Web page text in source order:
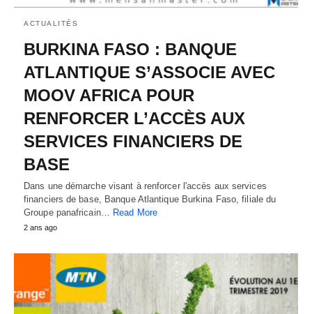
ACTUALITÉS
BURKINA FASO : BANQUE
ATLANTIQUE S’ASSOCIE AVEC
MOOV AFRICA POUR
RENFORCER L’ACCÈS AUX
SERVICES FINANCIERS DE
BASE
Dans une démarche visant à renforcer l'accès aux services
financiers de base, Banque Atlantique Burkina Faso, filiale du
Groupe panafricain… Read More
2 ans ago